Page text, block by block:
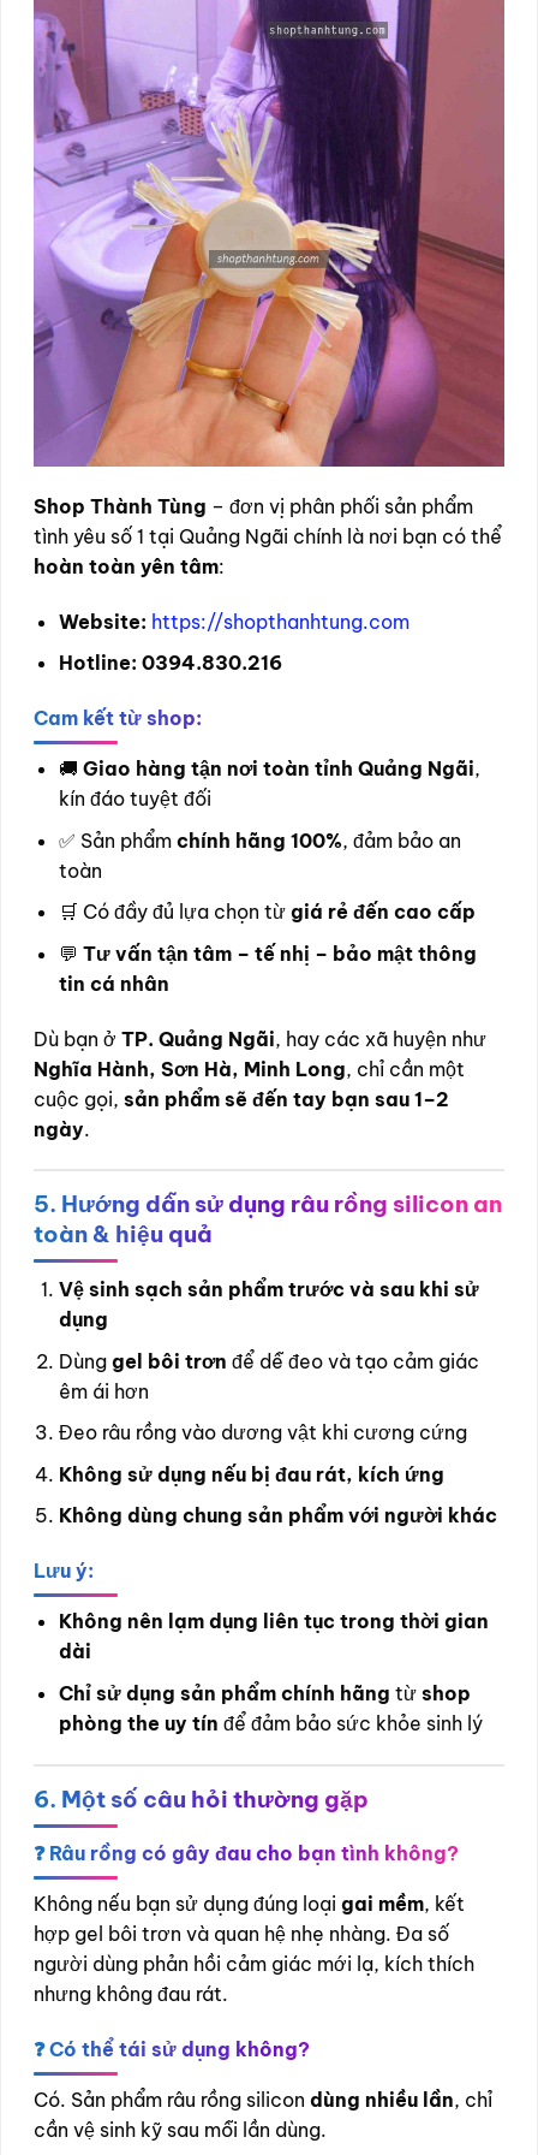
Shop Thành Tùng – đơn vị phân phối sản phẩm
tình yêu số 1 tại Quảng Ngãi chính là nơi bạn có thể
hoàn toàn yên tâm:
Website: https://shopthanhtung.com
Hotline: 0394.830.216
Cam kết từ shop:
🚚 Giao hàng tận nơi toàn tỉnh Quảng Ngãi,
kín đáo tuyệt đối
✅ Sản phẩm chính hãng 100%, đảm bảo an
toàn
🛒 Có đầy đủ lựa chọn từ giá rẻ đến cao cấp
💬 Tư vấn tận tâm – tế nhị – bảo mật thông
tin cá nhân
Dù bạn ở TP. Quảng Ngãi, hay các xã huyện như
Nghĩa Hành, Sơn Hà, Minh Long, chỉ cần một
cuộc gọi, sản phẩm sẽ đến tay bạn sau 1–2
ngày.
5. Hướng dẫn sử dụng râu rồng silicon an
toàn & hiệu quả
Vệ sinh sạch sản phẩm trước và sau khi sử
dụng
Dùng gel bôi trơn để dễ đeo và tạo cảm giác
êm ái hơn
Đeo râu rồng vào dương vật khi cương cứng
Không sử dụng nếu bị đau rát, kích ứng
Không dùng chung sản phẩm với người khác
Lưu ý:
Không nên lạm dụng liên tục trong thời gian
dài
Chỉ sử dụng sản phẩm chính hãng từ shop
phòng the uy tín để đảm bảo sức khỏe sinh lý
6. Một số câu hỏi thường gặp
❓ Râu rồng có gây đau cho bạn tình không?
Không nếu bạn sử dụng đúng loại gai mềm, kết
hợp gel bôi trơn và quan hệ nhẹ nhàng. Đa số
người dùng phản hồi cảm giác mới lạ, kích thích
nhưng không đau rát.
❓ Có thể tái sử dụng không?
Có. Sản phẩm râu rồng silicon dùng nhiều lần, chỉ
cần vệ sinh kỹ sau mỗi lần dùng.